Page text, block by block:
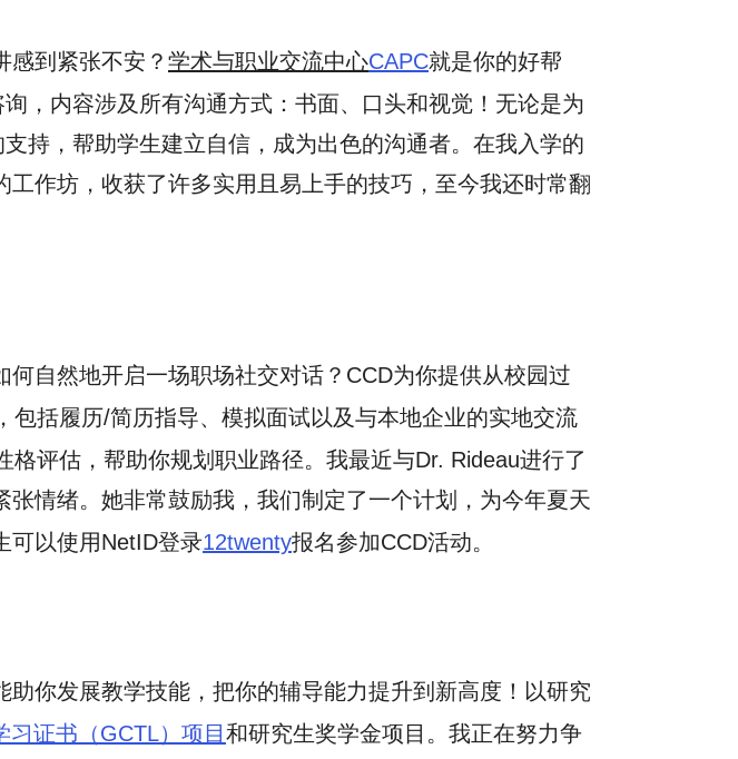
感到紧张不安？ 学术与职业交流中心CAPC就是你的好帮
，内容涉及所有沟通方式：书面、口头和视觉！无论是为
持，帮助学生建立自信，成为出色的沟通者。在我入学的
作坊，收获了许多实用且易上手的技巧，至今我还时常翻
自然地开启一场职场社交对话？CCD为你提供从校园过
包括履历/简历指导、模拟面试以及与本地企业的实地交流
评估，帮助你规划职业路径。我最近与Dr. Rideau进行了
情绪。她非常鼓励我，我们制定了一个计划，为今年夏天
可以使用NetID登录12twenty报名参加CCD活动。
助你发展教学技能，把你的辅导能力提升到新高度！以研究
习证书（GCTL）项目 和研究生奖学金项目。我正在努力争